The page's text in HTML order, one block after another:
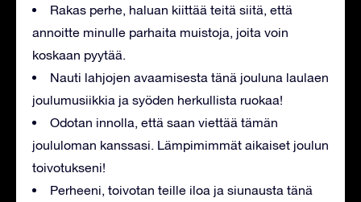
Rakas perhe, haluan kiittää teitä siitä, että
annoitte minulle parhaita muistoja, joita voin
koskaan pyytää.
Nauti lahjojen avaamisesta tänä jouluna laulaen
joulumusiikkia ja syöden herkullista ruokaa!
Odotan innolla, että saan viettää tämän
joululoman kanssasi. Lämpimimmät aikaiset joulun
toivotukseni!
Perheeni, toivotan teille iloa ja siunausta tänä